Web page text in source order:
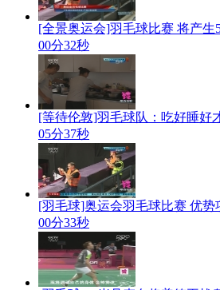
[全景奥运会]羽毛球比赛 将产生
00分32秒
[等待伦敦]羽毛球队：吃好睡好
05分37秒
[羽毛球]奥运会羽毛球比赛 优势
00分33秒